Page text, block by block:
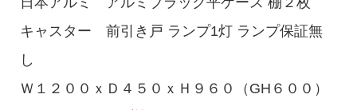
キャスター 前引き戸 ランプ1灯 ランプ保証無
し
Ｗ１２００ｘＤ４５０ｘＨ９６０（GH６００）